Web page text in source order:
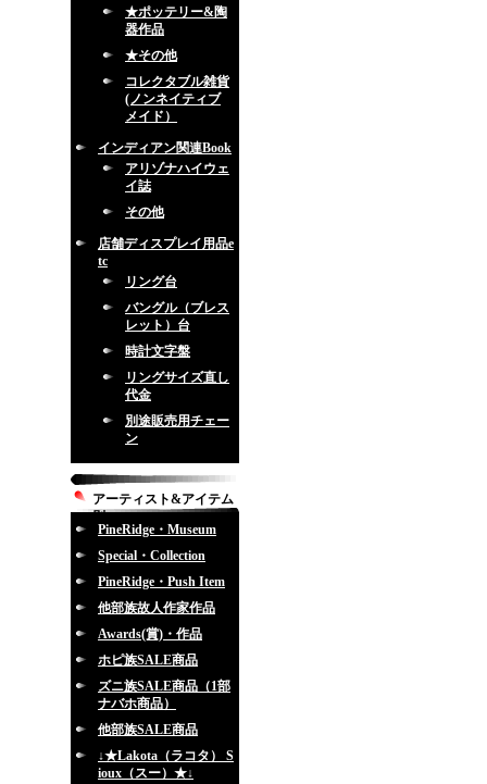
★ポッテリー&陶
器作品
★その他
コレクタブル雑貨
(ノンネイティブ
メイド）
インディアン関連Book
アリゾナハイウェ
イ誌
その他
店舗ディスプレイ用品e
tc
リング台
バングル（ブレス
レット）台
時計文字盤
リングサイズ直し
代金
別途販売用チェー
ン
アーティスト&アイテム
別
PineRidge・Museum
Special・Collection
PineRidge・Push Item
他部族故人作家作品
Awards(賞)・作品
ホピ族SALE商品
ズニ族SALE商品（1部
ナバホ商品）
他部族SALE商品
↓★Lakota（ラコタ） S
ioux（スー）★↓